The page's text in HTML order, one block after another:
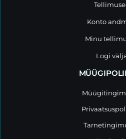
Konto
Minu
Logi